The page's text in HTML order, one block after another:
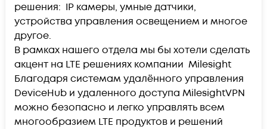
решения: IP камеры, умные датчики,
устройства управления освещением и многое
другое.
В рамках нашего отдела мы бы хотели сделать
акцент на LTE решениях компании Milesight
Благодаря системам удалённого управления
DeviceHub и удаленного доступа MilesightVPN
можно безопасно и легко управлять всем
многообразием LTE продуктов и решений